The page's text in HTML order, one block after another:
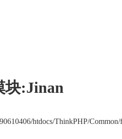
块:Jinan
htdocs/ThinkPHP/